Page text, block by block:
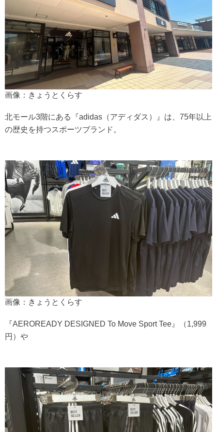
画像：きょうとくらす
北モール3階にある『adidas（アディダス）』は、75年以上
の歴史を持つスポーツブランド。
画像：きょうとくらす
『AEROREADY DESIGNED To Move Sport Tee』（1,999
円）や